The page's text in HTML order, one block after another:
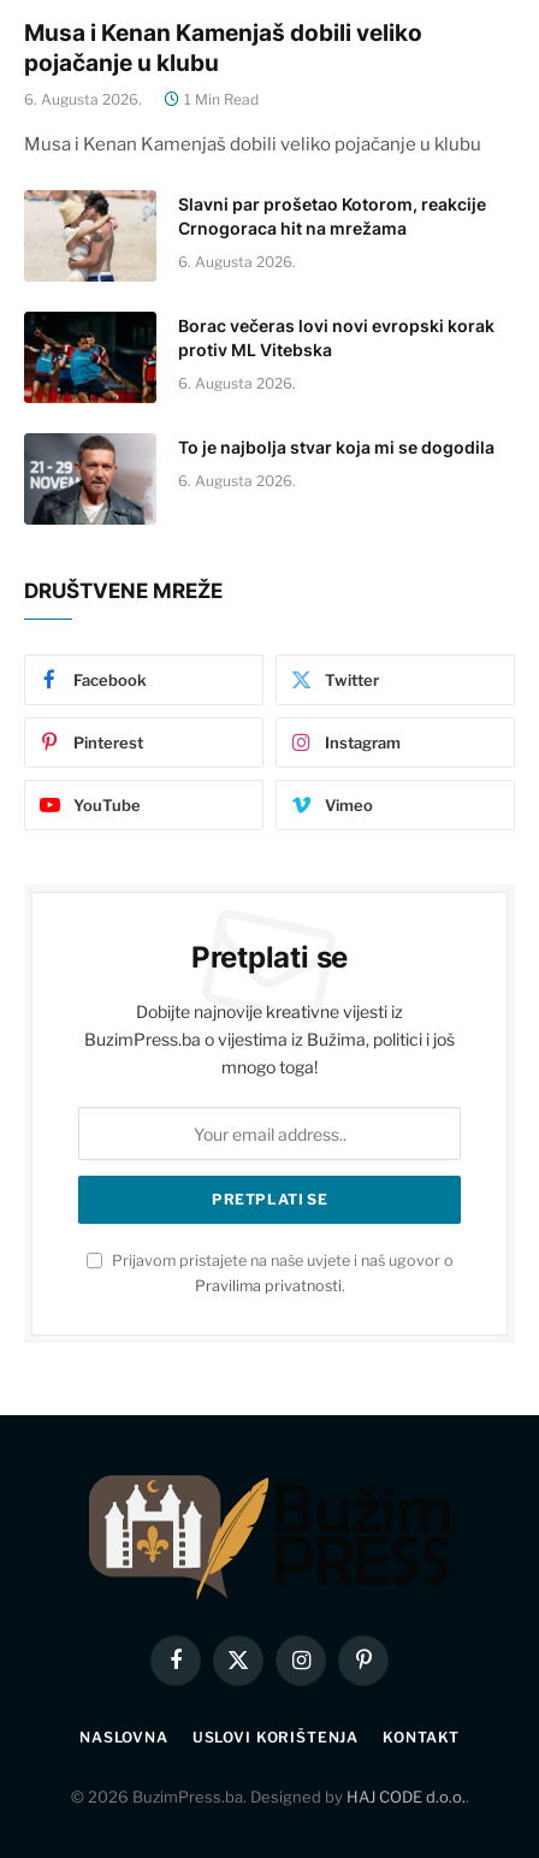
Musa i Kenan Kamenjaš dobili veliko
pojačanje u klubu
6. Augusta 2026. 1 Min Read
Musa i Kenan Kamenjaš dobili veliko pojačanje u klubu
Slavni par prošetao Kotorom, reakcije
Crnogoraca hit na mrežama
6. Augusta 2026.
Borac večeras lovi novi evropski korak
protiv ML Vitebska
6. Augusta 2026.
To je najbolja stvar koja mi se dogodila
6. Augusta 2026.
DRUŠTVENE MREŽE
Facebook Twitter
Pinterest Instagram
YouTube Vimeo
Pretplati se
Dobijte najnovije kreativne vijesti iz
BuzimPress.ba o vijestima iz Bužima, politici i još
mnogo toga!
Prijavom pristajete na naše uvjete i naš ugovor o
Pravilima privatnosti.
Facebook
X
InstagramPinterest
NASLOVNA USLOVI KORIŠTENJA KONTAKT
© 2026 BuzimPress.ba. Designed by HAJ CODE d.o.o..